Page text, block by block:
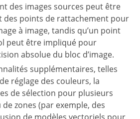
des images sources peut être
des points de rattachement pour
à image, tandis qu’un point
peut être impliqué pour
absolue du bloc d’image.
supplémentaires, telles
réglage des couleurs, la
de sélection pour plusieurs
zones (par exemple, des